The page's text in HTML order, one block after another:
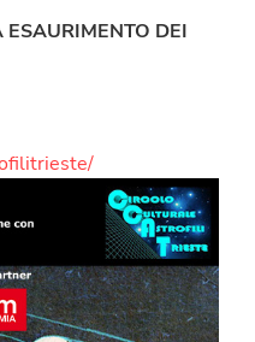
ESAURIMENTO DEI